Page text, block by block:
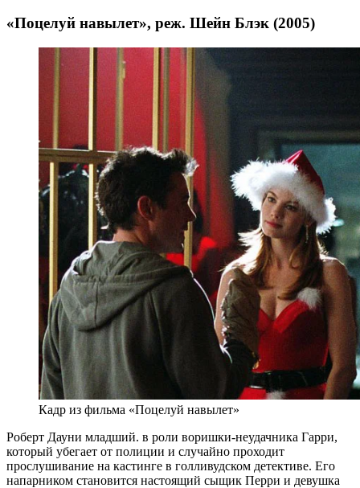
«Поцелуй навылет», реж. Шейн Блэк (2005)
Кадр из фильма «Поцелуй навылет»
Роберт Дауни младший. в роли воришки-неудачника Гарри,
который убегает от полиции и случайно проходит
прослушивание на кастинге в голливудском детективе. Его
напарником становится настоящий сыщик Перри и девушка